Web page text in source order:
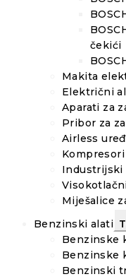
čekići
Makita
Električni
Aparati za
Pribor za
Airless
Kompresori
Industrijski
Miješalice
Benzinski alati
Benzinske
Benzinske
Benzinski